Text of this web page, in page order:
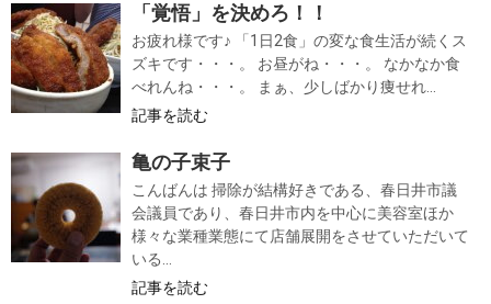
「覚悟」を決めろ！！
お疲れ様です♪ 「1日2食」の変な食生活が続くス
ズキです・・・。 お昼がね・・・。 なかなか食
べれんね・・・。 まぁ、少しばかり痩せれ...
記事を読む
亀の子束子
こんばんは 掃除が結構好きである、春日井市議
会議員であり、春日井市内を中心に美容室ほか
様々な業種業態にて店舗展開をさせていただいて
いる...
記事を読む